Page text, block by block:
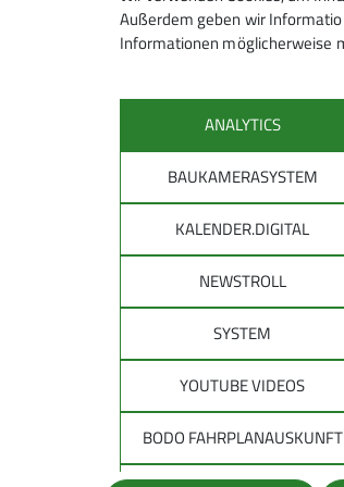
DAV
Leitbild des DAV
Bergwetter
Notruf und Rettung in den Alpen
Hüttensuche
Außerdem geben wir
Informationen möglicherweise
ANALYTICS
BAUKAMERASYSTEM
KALENDER.DIGITAL
NEWSTROLL
SYSTEM
YOUTUBE VIDEOS
BODO FAHRPLANAUSKUNFT